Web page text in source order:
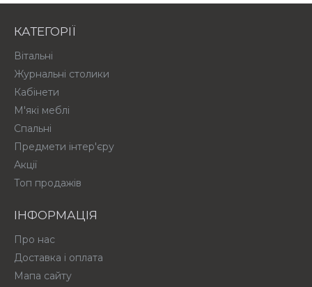
КАТЕГОРІЇ
Вітальні
Журнальні столики
Кабінети
М'які меблі
Спальні
Предмети інтер'єру
Акції
Топ продажів
ІНФОРМАЦІЯ
Про нас
Доставка і оплата
Мапа сайту